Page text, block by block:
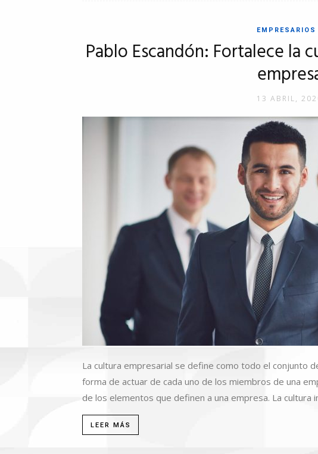
EMPRESARIOS
Pablo Escandón: Fortalece la
13 ABRIL,
La cultura empresarial se define como todo el conjunto
forma de actuar de cada uno de los miembros de una
de los elementos que definen a una empresa. La cultura
LEER MÁS